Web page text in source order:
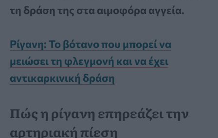
τη δράση της στα αιμοφόρα αγγεία.
Ρίγανη: Το βότανο που μπορεί να
μειώσει τη φλεγμονή και να έχει
αντικαρκινική δράση
Πώς η ρίγανη επηρεάζει την
αρτηριακή πίεση